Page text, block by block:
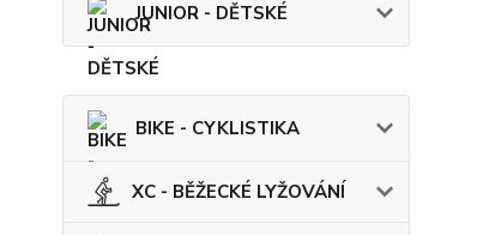
JUNIOR - DĚTSKÉ
BIKE - CYKLISTIKA
XC - BĚŽECKÉ LYŽOVÁNÍ